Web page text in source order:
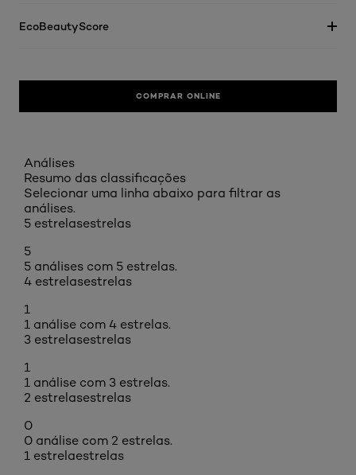
EcoBeautyScore
COMPRAR ONLINE
Análises
Resumo das classificações
Selecionar uma linha abaixo para filtrar as
análises.
5 estrelasestrelas
5
5 análises com 5 estrelas.
4 estrelasestrelas
1
1 análise com 4 estrelas.
3 estrelasestrelas
1
1 análise com 3 estrelas.
2 estrelasestrelas
0
0 análise com 2 estrelas.
1 estrelaestrelas